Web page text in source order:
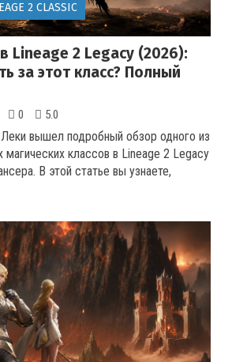
2 CLASSIC
Lineage 2 Legacy (2026):
за этот класс? Полный
0 5.0
Леки вышел подробный обзор одного из
классов в Lineage 2 Legacy
В этой статье вы узнаете,